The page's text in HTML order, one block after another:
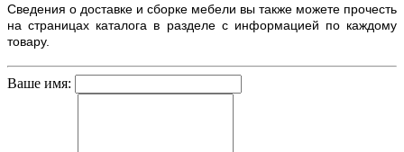
Сведения о доставке и сборке мебели вы также можете прочесть
на страницах каталога в разделе с информацией по каждому
товару.
Ваше имя: